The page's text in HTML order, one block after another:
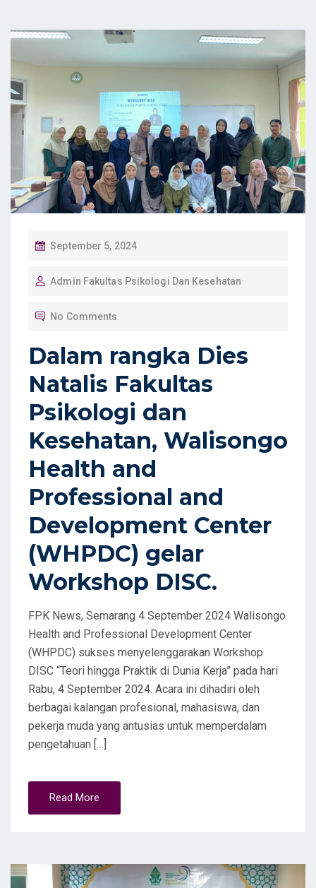
P
S
O
N
September 5, 2024
Admin Fakultas Psikologi Dan Kesehatan
No Comments
Dalam rangka Dies
Natalis Fakultas
Psikologi dan
Kesehatan, Walisongo
Health and
Professional and
Development Center
(WHPDC) gelar
Workshop DISC.
FPK News, Semarang 4 September 2024 Walisongo
Health and Professional Development Center
(WHPDC) sukses menyelenggarakan Workshop
DISC “Teori hingga Praktik di Dunia Kerja” pada hari
Rabu, 4 September 2024. Acara ini dihadiri oleh
berbagai kalangan profesional, mahasiswa, dan
pekerja muda yang antusias untuk memperdalam
pengetahuan […]
Read More